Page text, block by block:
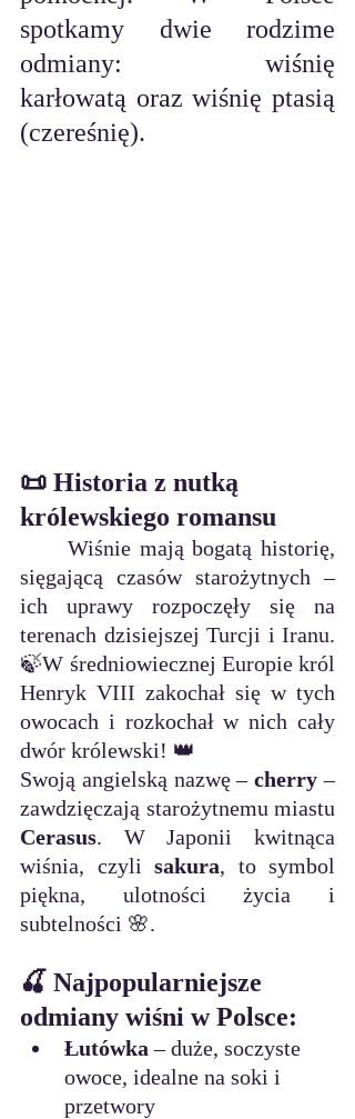
spotkamy dwie rodzime
odmiany: wiśnię
karłowatą oraz wiśnię ptasią
(czereśnię).
📜 Historia z nutką
królewskiego romansu
sięgającą czasów starożytnych –
ich uprawy rozpoczęły się na
terenach dzisiejszej Turcji i Iranu.
🍃W średniowiecznej Europie król
Henryk VIII zakochał się w tych
owocach i rozkochał w nich cały
dwór królewski! 👑
Swoją angielską nazwę – cherry –
Cerasus. W Japonii kwitnąca
wiśnia, czyli sakura, to symbol
piękna, ulotności życia i
subtelności 🌸.
🍒 Najpopularniejsze
odmiany wiśni w Polsce:
Łutówka – duże, soczyste
owoce, idealne na soki i
przetwory